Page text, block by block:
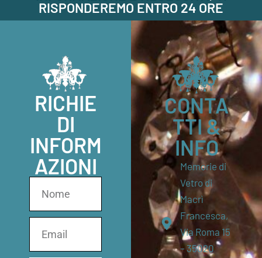
RISPONDEREMO ENTRO 24 ORE
RICHIE
DI
INFORM
AZIONI
CONTA
TTI &
INFO
Memorie di
Vetro di
Macrì
Francesca,
Via Roma 15
– 35020